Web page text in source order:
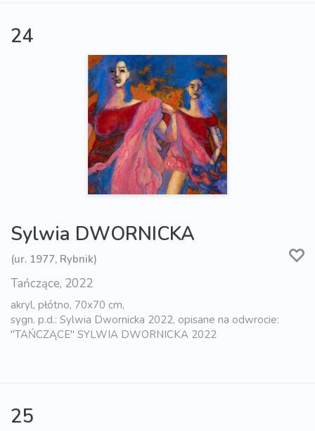
24
Sylwia DWORNICKA
(ur. 1977, Rybnik)
Tańczące, 2022
akryl, płótno, 70x70 cm,
sygn. p.d.: Sylwia Dwornicka 2022, opisane na odwrocie:
"TAŃCZĄCE" SYLWIA DWORNICKA 2022
25